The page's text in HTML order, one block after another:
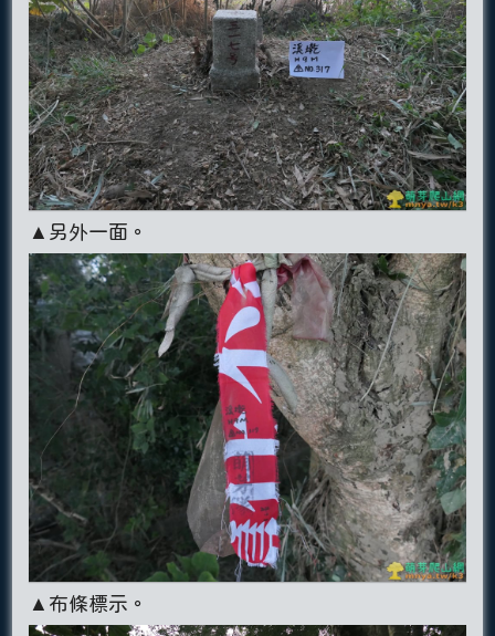
▲另外一面。
▲布條標示。